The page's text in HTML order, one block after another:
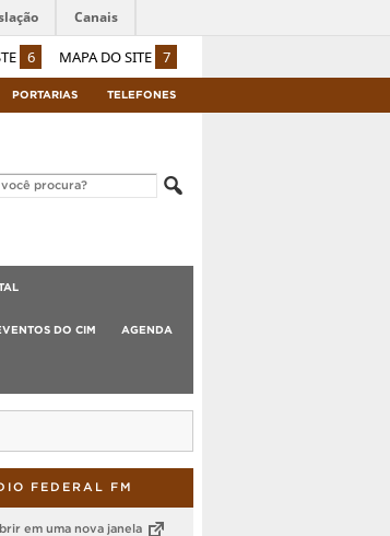
6 MAPA DO SITE 7
Canais
PORTARIAS TELEFONES
DO CIM AGENDA
FEDERAL FM
em uma nova janela